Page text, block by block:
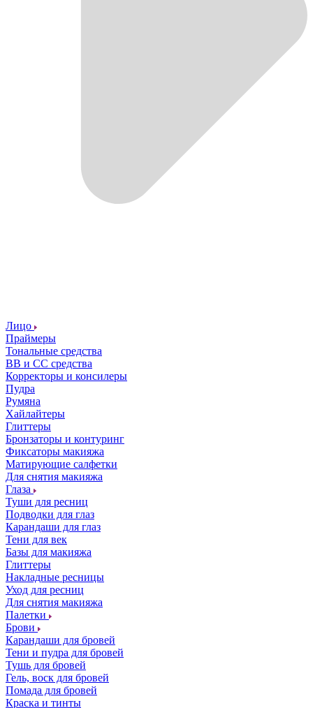
Лицо
Праймеры
Тональные средства
ВВ и СС средства
Корректоры и консилеры
Пудра
Румяна
Хайлайтеры
Глиттеры
Бронзаторы и контуринг
Фиксаторы макияжа
Матирующие салфетки
Для снятия макияжа
Глаза
Туши для ресниц
Подводки для глаз
Карандаши для глаз
Тени для век
Базы для макияжа
Глиттеры
Накладные ресницы
Уход для ресниц
Для снятия макияжа
Палетки
Брови
Карандаши для бровей
Тени и пудра для бровей
Тушь для бровей
Гель, воск для бровей
Помада для бровей
Краска и тинты